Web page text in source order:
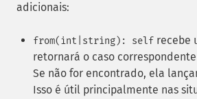
adicionais:
from(int|string): self recebe
retornará o caso
Se não for encontrado, ela
Isso é útil principalmente nas